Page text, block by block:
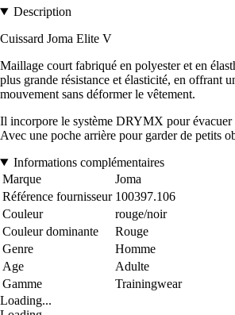
Description
Cuissard Joma Elite V
Maillage court fabriqué en polyester et en
plus grande résistance et élasticité, en offrant
mouvement sans déformer le vêtement.
Il incorpore le système DRYMX pour évacuer
Avec une poche arrière pour garder de petits
Informations complémentaires
Marque
Joma
Référence fournisseur 100397.106
Couleur
rouge/noir
Couleur dominante
Rouge
Genre
Homme
Age
Adulte
Gamme
Trainingwear
Loading...